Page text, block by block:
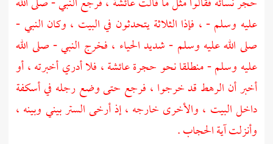
عليه وسلم - ، فإذا الثلاثة يتحدثون في البيت ، وكان النبي -
صلى الله عليه وسلم - شديد الحياء ، فخرج النبي - صلى الله
عليه وسلم - منطلقا نحو حجرةعائشة ، فلا أدري أخبرته ، أو
أخبر أن الرهط قد خرجوا ، فرجع حتى وضع رجله في أسكفة
داخل البيت ، والأخرى خارجه ، إذ أرخى الستر بيني وبينه ،
وأنزلت آية الحجاب .